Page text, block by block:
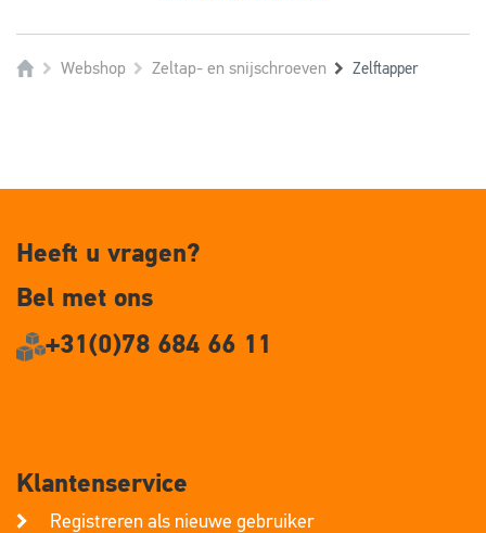
Webshop Zeltap- en snijschroeven Zelftapper
Heeft u vragen?
Bel met ons
+31(0)78 684 66 11
Klantenservice
Registreren als nieuwe gebruiker